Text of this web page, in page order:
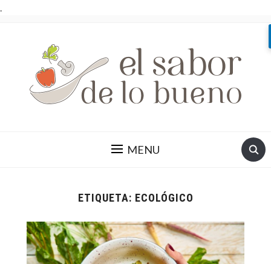
.
MENU
ETIQUETA: ECOLÓGICO